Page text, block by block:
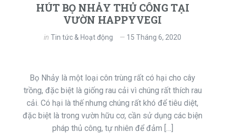
HÚT BỌ NHẢY THỦ CÔNG TẠI
VƯỜN HAPPYVEGI
in Tin tức & Hoạt động 15 Tháng 6, 2020
Bọ Nhảy là một loại côn trùng rất có hại cho cây
trồng, đặc biệt là giống rau cải vì chúng rất thích rau
cải. Có hại là thế nhưng chúng rất khó để tiêu diệt,
đặc biệt là trong vườn hữu cơ, cần sử dụng các biện
pháp thủ công, tự nhiên để đảm […]